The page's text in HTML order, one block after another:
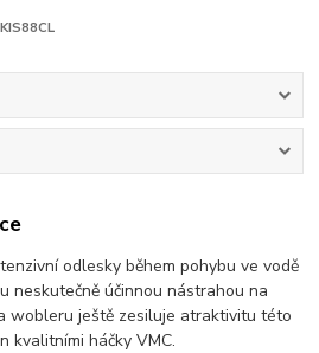
odlesky během pohybu ve vodě
neskutečně účinnou nástrahou na
wobleru ještě zesiluje atraktivitu této
kvalitními háčky VMC.